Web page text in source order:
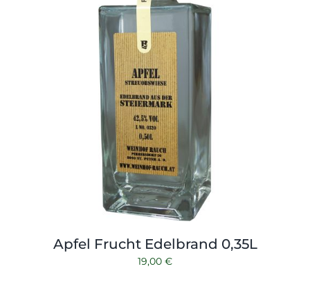
Apfel Frucht Edelbrand 0,35L
19,00 €